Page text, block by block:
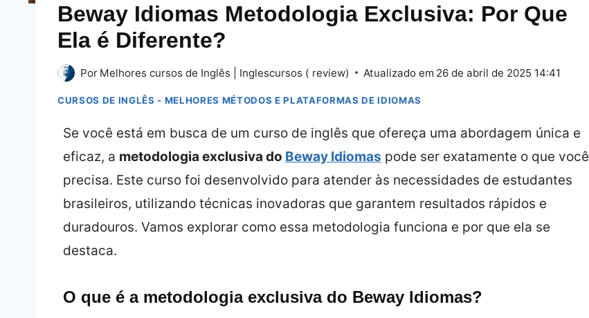
Beway Idiomas Metodologia Exclusiva: Por Que
Ela é Diferente?
Por Melhores cursos de Inglês | Inglescursos ( review) Atualizado em 26 de abril de 2025 14:41
CURSOS DE INGLÊS - MELHORES MÉTODOS E PLATAFORMAS DE IDIOMAS
Se você está em busca de um curso de inglês que ofereça uma abordagem única e
eficaz, a metodologia exclusiva do Beway Idiomas pode ser exatamente o que você
precisa. Este curso foi desenvolvido para atender às necessidades de estudantes
brasileiros, utilizando técnicas inovadoras que garantem resultados rápidos e
duradouros. Vamos explorar como essa metodologia funciona e por que ela se
destaca.
O que é a metodologia exclusiva do Beway Idiomas?